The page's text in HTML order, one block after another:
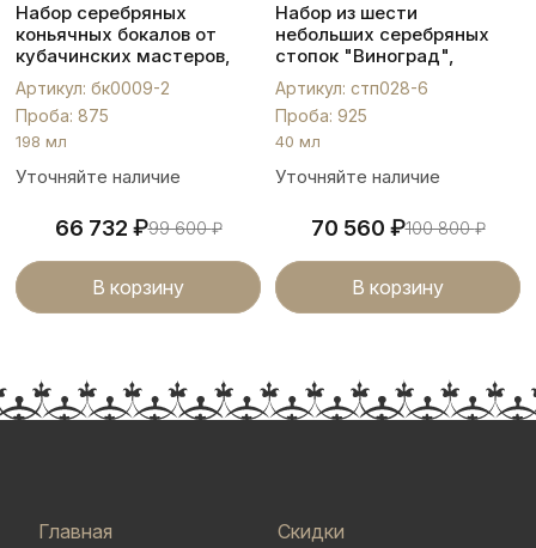
Набор серебряных
коньячных бокалов от
кубачинских мастеров,
бк0009-2
Артикул: бк0009-2
Проба: 875
198 мл
Уточняйте наличие
66 732 ₽99 600₽
В корзину
Набор из шести
небольших серебряных
стопок "Виноград",
стп028-6
Артикул: стп028-6
Проба: 925
40 мл
Уточняйте наличие
70 560 ₽100 800₽
В корзину
Главная Скидки